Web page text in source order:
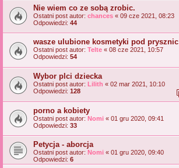
Nie wiem co ze sobą zrobic.
Ostatni post autor: chances « 09 cze 2021, 08:23
Odpowiedzi: 44
wasze ulubione kosmetyki pod prysznic
Ostatni post autor: Telte « 08 cze 2021, 10:57
Odpowiedzi: 54
Wybor plci dziecka
Ostatni post autor: Lilith « 02 mar 2021, 10:10
Odpowiedzi: 128
porno a kobiety
Ostatni post autor: Nomi « 01 gru 2020, 09:41
Odpowiedzi: 33
Petycja - aborcja
Ostatni post autor: Nomi « 01 gru 2020, 09:40
Odpowiedzi: 6